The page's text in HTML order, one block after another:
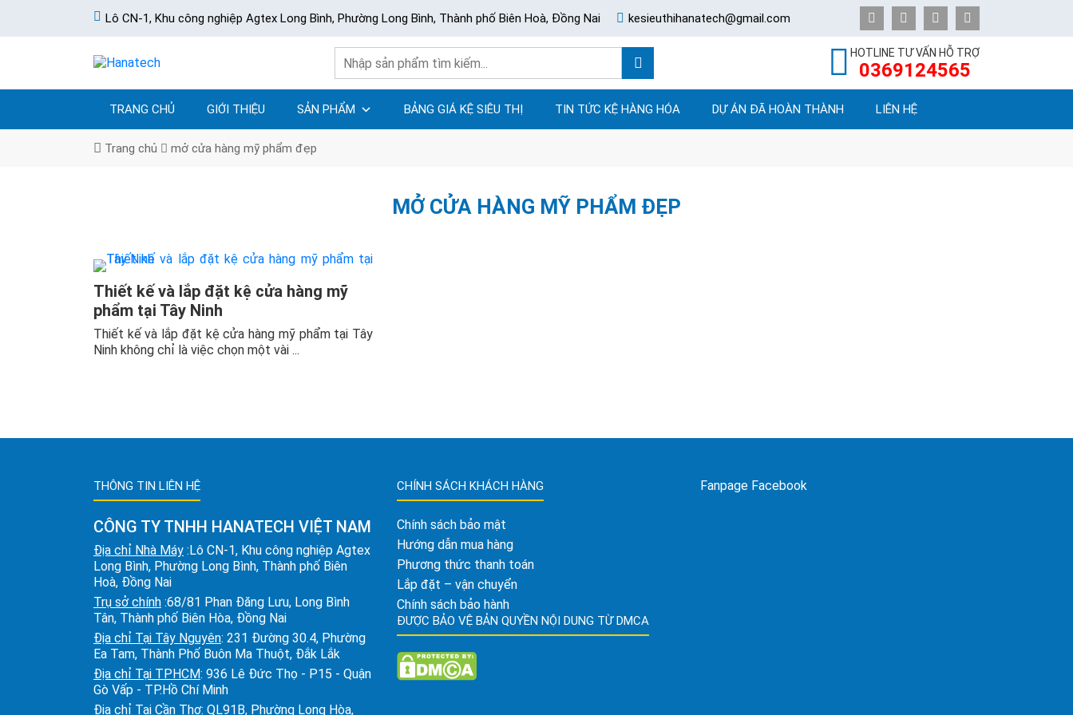
Lô CN-1, Khu công nghiệp Agtex Long Bình, Phường Long Bình, Thành phố Biên Hoà, Đồng Nai kesieuthihanatech@gmail.com
HOTLINE TƯ VẤN HỖ TRỢ
0369124565
TRANG CHỦ GIỚI THIỆU SẢN PHẨM BẢNG GIÁ KỆ SIÊU THỊ TIN TỨC KỆ HÀNG HÓA DỰ ÁN ĐÃ HOÀN THÀNH LIÊN HỆ
Trang chủ mở cửa hàng mỹ phẩm đẹp
MỞ CỬA HÀNG MỸ PHẨM ĐẸP
Thiết kế và lắp đặt kệ cửa hàng mỹ
phẩm tại Tây Ninh
Thiết kế và lắp đặt kệ cửa hàng mỹ phẩm tại Tây
Ninh không chỉ là việc chọn một vài ...
THÔNG TIN LIÊN HỆ
CÔNG TY TNHH HANATECH VIỆT NAM
Địa chỉ Nhà Máy :Lô CN-1, Khu công nghiệp Agtex
Long Bình, Phường Long Bình, Thành phố Biên
Hoà, Đồng Nai
Trụ sở chính :68/81 Phan Đăng Lưu, Long Bình
Tân, Thành phố Biên Hòa, Đồng Nai
Địa chỉ Tại Tây Nguyên: 231 Đường 30.4, Phường
Ea Tam, Thành Phố Buôn Ma Thuột, Đắk Lắk
Địa chỉ Tại TPHCM: 936 Lê Đức Thọ - P15 - Quận
Gò Vấp - TP.Hồ Chí Minh
Địa chỉ Tại Cần Thơ: QL91B, Phường Long Hòa,
CHÍNH SÁCH KHÁCH HÀNG
Chính sách bảo mật
Hướng dẫn mua hàng
Phương thức thanh toán
Lắp đặt – vận chuyển
Chính sách bảo hành
ĐƯỢC BẢO VỆ BẢN QUYỀN NỘI DUNG TỪ DMCA
Fanpage Facebook